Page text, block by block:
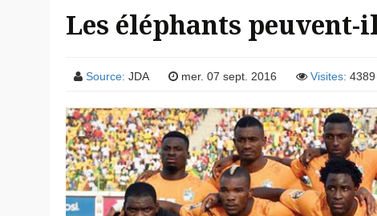
Les éléphants
Source: JDA mer. 07 sept. 2016 Visites: 4389